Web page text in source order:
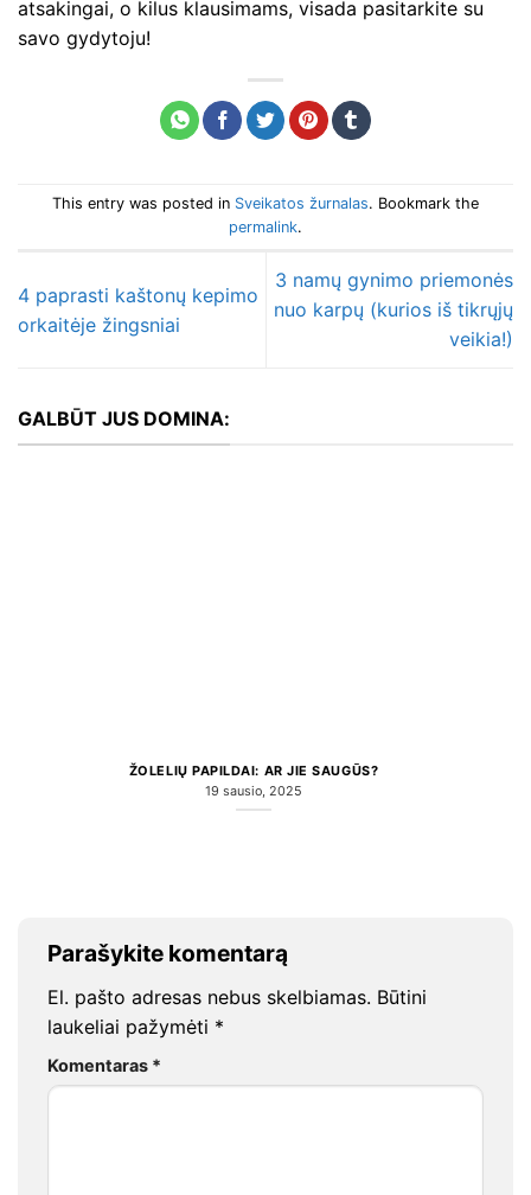
atsakingai, o kilus klausimams, visada pasitarkite su
savo gydytoju!
This entry was posted in Sveikatos žurnalas. Bookmark the
permalink.
4 paprasti kaštonų kepimo
orkaitėje žingsniai
3 namų gynimo priemonės
nuo karpų (kurios iš tikrųjų
veikia!)
GALBŪT JUS DOMINA:
ŽOLELIŲ PAPILDAI: AR JIE SAUGŪS?
19 sausio, 2025
Parašykite komentarą
El. pašto adresas nebus skelbiamas. Būtini
laukeliai pažymėti *
Komentaras *